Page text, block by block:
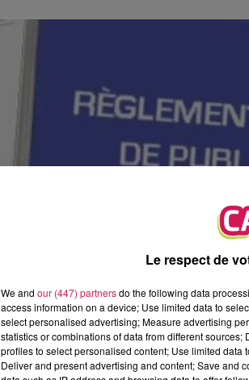
Le respect de
We and our (447) partnersdo the following data
access information on a device; Use limited data to
select personalised advertising; Measure advertising
statistics or combinations of data from different
profiles to select personalised content; Use limited data
Deliver and present advertising and content; Save and